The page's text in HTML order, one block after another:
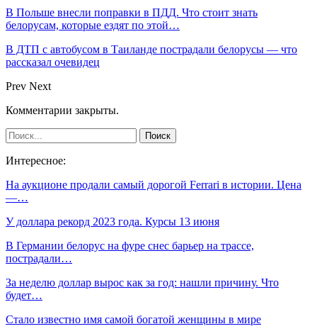
В Польше внесли поправки в ПДД. Что стоит знать
белорусам, которые ездят по этой…
В ДТП с автобусом в Таиланде пострадали белорусы — что
рассказал очевидец
Prev Next
Комментарии закрыты.
Интересное:
На аукционе продали самый дорогой Ferrari в истории. Цена
―…
У доллара рекорд 2023 года. Курсы 13 июня
В Германии белорус на фуре снес барьер на трассе,
пострадали…
За неделю доллар вырос как за год: нашли причину. Что
будет…
Стало известно имя самой богатой женщины в мире